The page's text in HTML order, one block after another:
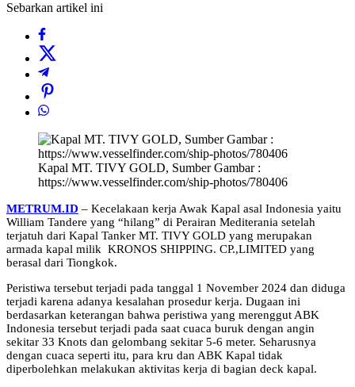
Sebarkan artikel ini
Kapal MT. TIVY GOLD, Sumber Gambar :
https://www.vesselfinder.com/ship-photos/780406
METRUM.ID – Kecelakaan kerja Awak Kapal asal Indonesia yaitu
William Tandere yang “hilang” di Perairan Mediterania setelah
terjatuh dari Kapal Tanker MT. TIVY GOLD yang merupakan
armada kapal milik KRONOS SHIPPING. CP.,LIMITED yang
berasal dari Tiongkok.
Peristiwa tersebut terjadi pada tanggal 1 November 2024 dan diduga
terjadi karena adanya kesalahan prosedur kerja. Dugaan ini
berdasarkan keterangan bahwa peristiwa yang merenggut ABK
Indonesia tersebut terjadi pada saat cuaca buruk dengan angin
sekitar 33 Knots dan gelombang sekitar 5-6 meter. Seharusnya
dengan cuaca seperti itu, para kru dan ABK Kapal tidak
diperbolehkan melakukan aktivitas kerja di bagian deck kapal.